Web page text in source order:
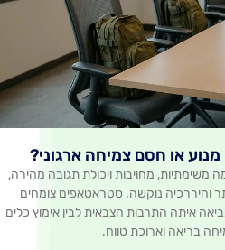
צמיחה ארגוני?
ויכולת תגובה מהירה,
נוקשה. סטראטאפים צומחים
הצבאית לבין אימוץ כלים
טווח.